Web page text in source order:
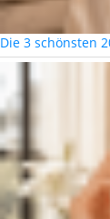
Die 3 schönsten